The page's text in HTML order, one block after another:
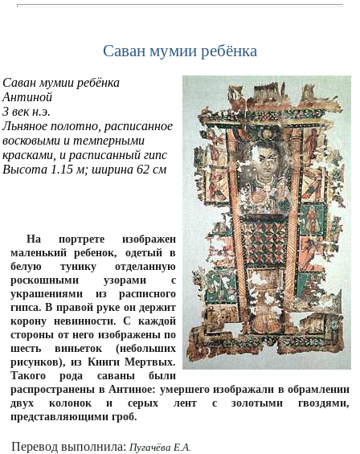
Саван мумии ребёнка
Саван мумии ребёнка
Антиной
3 век н.э.
Льняное полотно, расписанное
восковыми и темперными
красками, и расписанный гипс
Высота 1.15 м; ширина 62 см
На портрете изображен
маленький ребенок, одетый в
белую тунику отделанную
роскошными узорами с
украшениями из расписного
гипса. В правой руке он держит
корону невинности. С каждой
стороны от него изображены по
шесть виньеток (небольших
рисунков), из Книги Мертвых.
Такого рода саваны были
распространены в Антиное: умершего изображали в обрамлении
двух колонок и серых лент с золотыми гвоздями,
представляющими гроб.
Перевод выполнила: Пугачёва Е.А.